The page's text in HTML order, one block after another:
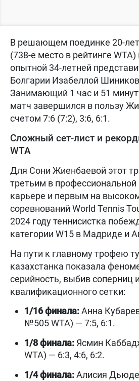
В решающем поединке 20-
(738-е место в рейтинге WTA)
опытной 34-летней
Болгарии Изабеллой
Занимающий 1 час и 51
матч завершился в пользу
счетом 7:6 (7:2), 3:6, 6:1.
Сложный сет-лист и
WTA
Для Сони Жиенбаевой этот
третьим в профессиональной
карьере и первым на
соревнований World Tennis
2024 году теннисистка
категории W15 в Мадриде и
На пути к главному трофею
казахстанка показала
серийность, выбив соперниц
квалификационного сетки:
1/16 финала:Анна
№505 WTA) — 7:5, 6:1.
1/8 финала: Ясмин
WTA) — 6:3, 4:6, 6:2.
1/4 финала:Алисия